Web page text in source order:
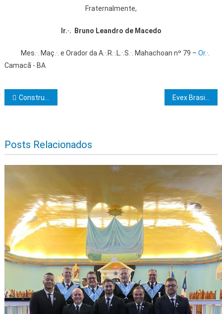
Fraternalmente,
Ir.·. Bruno Leandro de Macedo
Mes.·. Maç.·. e Orador da A.·.R.·.L.·.S.·. Mahachoan nº 79 – Or.·.
Camacã - BA
Navegação de Post
Construtores do Templo convida para sessão magna de iniciação no Rito de York no Oriente de Itabuna – Bahia Evex Brasil 2024 discute transição energética, com participação da Bahiagás
Posts Relacionados